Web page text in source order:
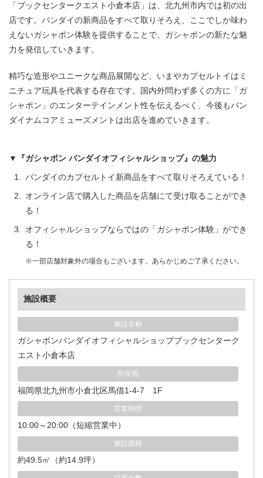
「ブックセンタークエスト小倉本店」は、北九州市内では初の出
店です。バンダイの新商品をすべて取りそろえ、ここでしか味わ
えないガシャポン体験を提供することで、ガシャポンの新たな魅
力を発信していきます。
精巧な造形やユニークな商品展開など、いまやカプセルトイはミ
ニチュア玩具を代表する存在です。国内外問わず多くの方に「ガ
シャポン」のエンターテインメント性を伝えるべく、今後もバン
ダイナムコアミューズメントは出店を進めていきます。
▼『ガシャポン バンダイオフィシャルショップ』の魅力
バンダイのカプセルトイ新商品をすべて取りそろえている！
オンライン店で購入した商品を店舗にて受け取ることができ
る！
オフィシャルショップならではの「ガシャポン体験」ができ
る！
※一部店舗対象外の場合もございます。あらかじめご了承ください。
施設概要
施設名称
ガシャポンバンダイオフィシャルショップブックセンターク
エスト小倉本店
所在地
福岡県北九州市小倉北区馬借1-4-7 1F
営業時間
10:00～20:00（短縮営業中）
施設面積
約49.5㎡（約14.9坪）